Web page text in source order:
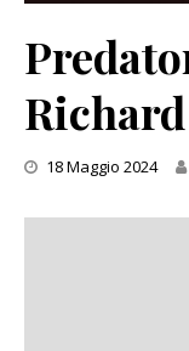
18 Maggio 2024